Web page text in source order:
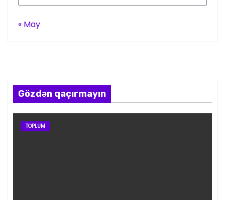
« May
Gözdən qaçırmayın
TOPLUM